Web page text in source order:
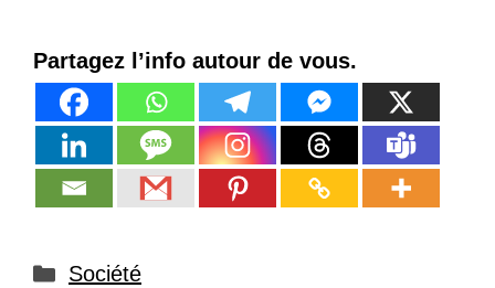
Partagez l’info autour de vous.
Catégories
Société